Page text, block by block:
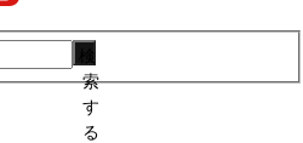
索
す
る